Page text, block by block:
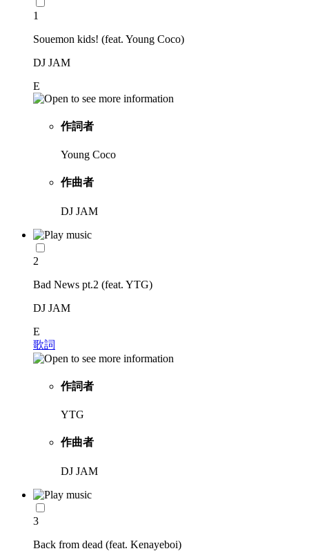
1
Souemon kids! (feat. Young Coco)
DJ JAM
E
作詞者
Young Coco
作曲者
DJ JAM
2
Bad News pt.2 (feat. YTG)
DJ JAM
E
歌詞
作詞者
YTG
作曲者
DJ JAM
3
Back from dead (feat. Kenayeboi)